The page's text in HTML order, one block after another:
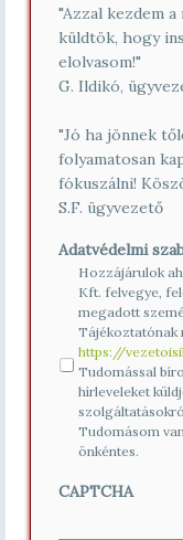
"Azzal kezdem
küldtök, hogy
elolvasom!"
G. Ildikó,
"Jó ha jönnek
folyamatosan
fókuszálni!
S.F. ügyvezető
Adatvédelmi
Hozzájárulok
Kft. felvegye,
megadott
Tájékoztatónak
https://
Tudomással
hírleveleket
Tudomásom
önkéntes.
CAPTCHA